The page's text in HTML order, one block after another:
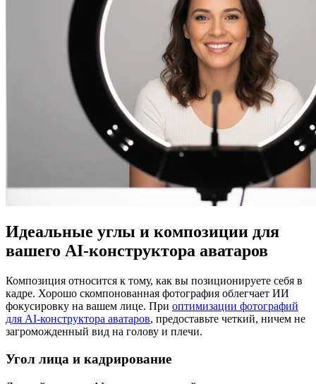
Идеальные углы и композиции для
вашего AI-конструктора аватаров
Композиция относится к тому, как вы позиционируете себя в
кадре. Хорошо скомпонованная фотография облегчает ИИ
фокусировку на вашем лице. При оптимизации фотографий
для AI-конструктора аватаров, предоставьте четкий, ничем не
загроможденный вид на голову и плечи.
Угол лица и кадрирование